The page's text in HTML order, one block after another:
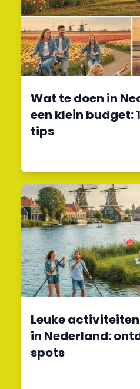
Wat te doen in
een klein budget:
tips
Leuke
in Nederland:
spots